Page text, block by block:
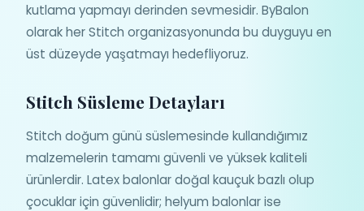
kutlama yapmayı derinden sevmesidir. ByBalon
olarak her Stitch organizasyonunda bu duyguyu en
üst düzeyde yaşatmayı hedefliyoruz.
Stitch Süsleme Detayları
Stitch doğum günü süslemesinde kullandığımız
malzemelerin tamamı güvenli ve yüksek kaliteli
ürünlerdir. Latex balonlar doğal kauçuk bazlı olup
çocuklar için güvenlidir; helyum balonlar ise